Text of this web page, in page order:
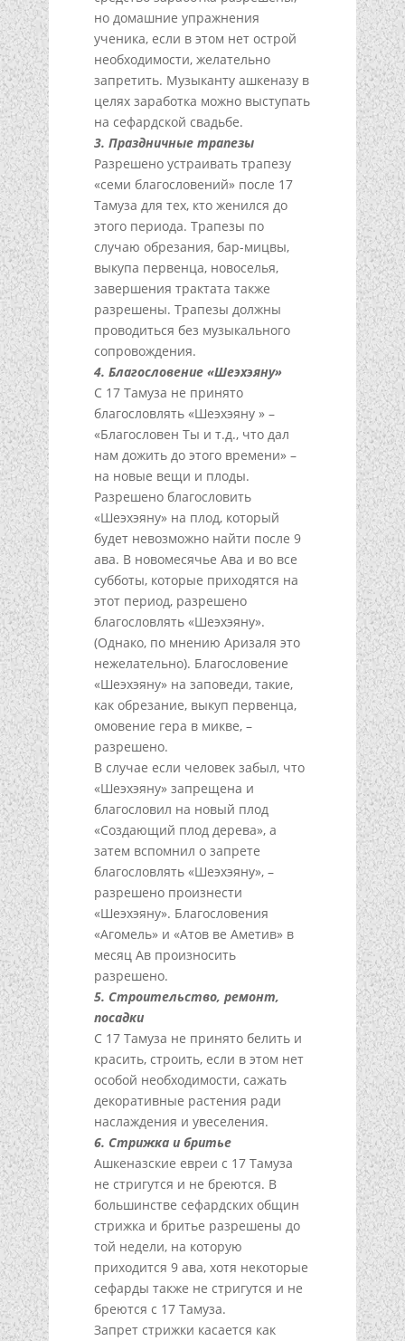
но домашние упражнения
ученика, если в этом нет острой
необходимости, желательно
запретить. Музыканту ашкеназу в
целях заработка можно выступать
на сефардской свадьбе.
3. Праздничные трапезы
Разрешено устраивать трапезу
«семи благословений» после 17
Тамуза для тех, кто женился до
этого периода. Трапезы по
случаю обрезания, бар-мицвы,
выкупа первенца, новоселья,
завершения трактата также
разрешены. Трапезы должны
проводиться без музыкального
сопровождения.
4. Благословение «Шеэхэяну»
С 17 Тамуза не принято
благословлять «Шеэхэяну » –
«Благословен Ты и т.д., что дал
нам дожить до этого времени» –
на новые вещи и плоды.
Разрешено благословить
«Шеэхэяну» на плод, который
будет невозможно найти после 9
ава. В новомесячье Ава и во все
субботы, которые приходятся на
этот период, разрешено
благословлять «Шеэхэяну».
(Однако, по мнению Аризаля это
нежелательно). Благословение
«Шеэхэяну» на заповеди, такие,
как обрезание, выкуп первенца,
омовение гера в микве, –
разрешено.
В случае если человек забыл, что
«Шеэхэяну» запрещена и
благословил на новый плод
«Создающий плод дерева», а
затем вспомнил о запрете
благословлять «Шеэхэяну», –
разрешено произнести
«Шеэхэяну». Благословения
«Агомель» и «Атов ве Аметив» в
месяц Ав произносить
разрешено.
5. Строительство, ремонт,
посадки
С 17 Тамуза не принято белить и
красить, строить, если в этом нет
особой необходимости, сажать
декоративные растения ради
наслаждения и увеселения.
6. Стрижка и бритье
Ашкеназские евреи с 17 Тамуза
не стригутся и не бреются. В
большинстве сефардских общин
стрижка и бритье разрешены до
той недели, на которую
приходится 9 ава, хотя некоторые
сефарды также не стригутся и не
бреются с 17 Тамуза.
Запрет стрижки касается как